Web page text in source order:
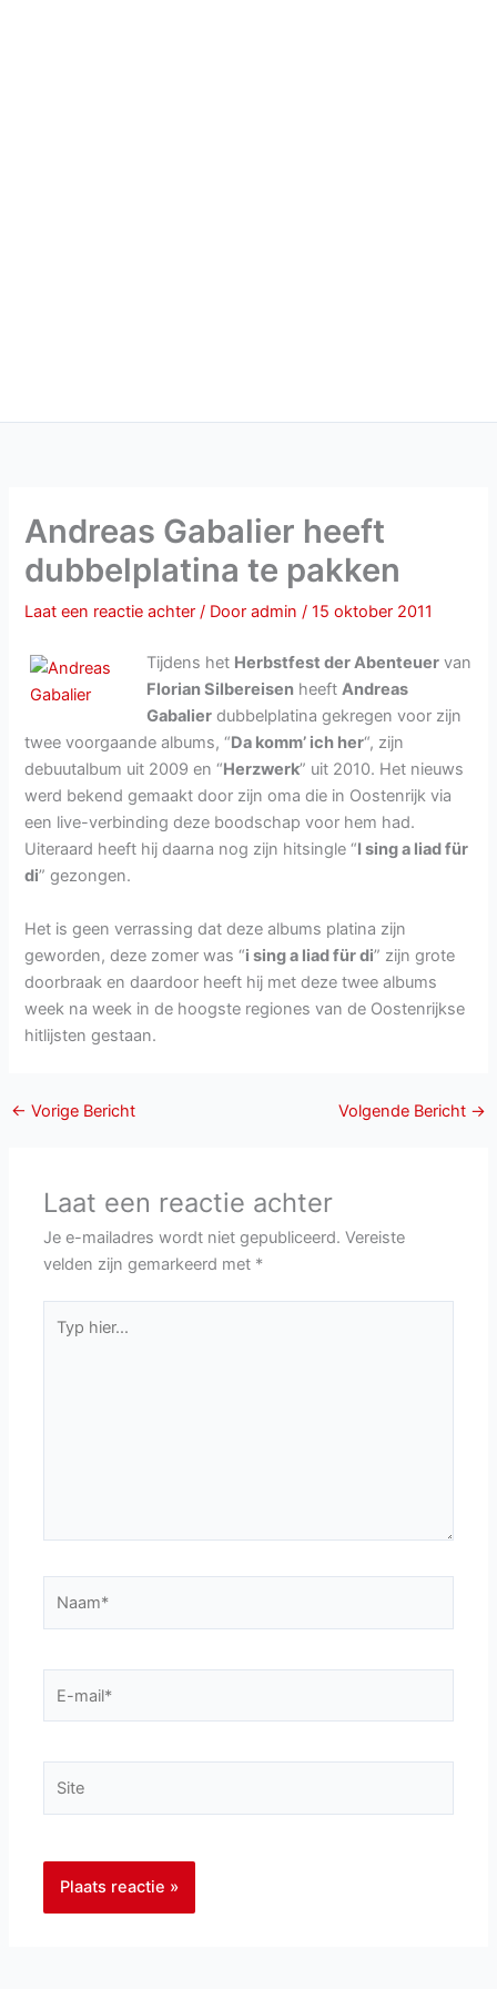
Andreas Gabalier heeft
dubbelplatina te pakken
Laat een reactie achter / Dooradmin/15 oktober 2011
Tijdens het Herbstfest der Abenteuer van
Florian Silbereisen heeftAndreas
Gabalier dubbelplatina gekregen voor zijn
twee voorgaande albums, “Da komm’ ich her“, zijn
debuutalbum uit 2009 en “Herzwerk” uit 2010. Het nieuws
werd bekend gemaakt door zijn oma die in Oostenrijk via
een live-verbinding deze boodschap voor hem had.
Uiteraard heeft hij daarna nog zijn hitsingle “I sing a liad für
di” gezongen.
Het is geen verrassing dat deze albums platina zijn
geworden, deze zomer was “i sing a liad für di” zijn grote
doorbraak en daardoor heeft hij met deze twee albums
week na week in de hoogste regiones van de Oostenrijkse
hitlijsten gestaan.
← Vorige Bericht Volgende Bericht →
Laat een reactie achter
Je e-mailadres wordt niet gepubliceerd. Vereiste
velden zijn gemarkeerd met *
hier...
mail*